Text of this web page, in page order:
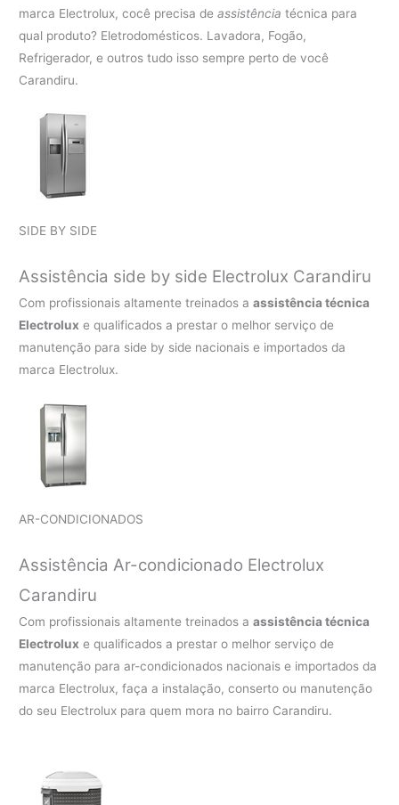
marca Electrolux, cocê precisa deassistência técnica para
qual produto? Eletrodomésticos. Lavadora, Fogão,
Refrigerador, e outros tudo isso sempre perto de você
Carandiru.
SIDE BY SIDE
Assistência side by side Electrolux Carandiru
Com profissionais altamente treinados aassistência técnica
Electrolux e qualificados a prestar o melhor serviço de
manutenção para side by side nacionais e importados da
marca Electrolux.
AR-CONDICIONADOS
Assistência Ar-condicionado Electrolux
Carandiru
Com profissionais altamente treinados aassistência técnica
Electrolux e qualificados a prestar o melhor serviço de
manutenção para ar-condicionados nacionais e importados da
marca Electrolux, faça a instalação, conserto ou manutenção
do seu Electrolux para quem mora no bairro Carandiru.